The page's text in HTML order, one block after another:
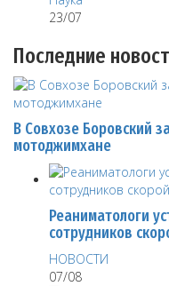
23/07
Последние
В Совхозе Боровский
мотоджимхане
Реаниматологи
сотрудников
НОВОСТИ
07/08